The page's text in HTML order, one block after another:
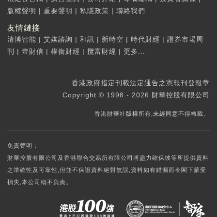
版權聲明 | 重要聲明 | 私隱政策 | 聯絡我們
友情鏈接
清博智能 | 艾媒諮詢 | 和訊 | 新時空 | 時代財經 | 證券市場周
刊
| 壹財信 | 權衡財經 | 攬富財經 | 更多...
香港政府指定刊載法定通告之憲報刊登報章
Copyright © 1998 - 2026 財華控股有限公司
香港財華社版權所有,未經同意不得轉載。
免責聲明：
財華控股有限公司及香港聯合交易所有限公司將盡力確保彼等所提供資料
之準確性及可靠性,但並不保證資料絕對無誤,資料如有錯漏而令閣下蒙受
損失,本公司概不負責。